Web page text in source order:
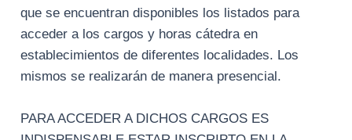
que se encuentran disponibles los listados para
acceder a los cargos y horas cátedra en
establecimientos de diferentes localidades. Los
mismos se realizarán de manera presencial.
PARA ACCEDER A DICHOS CARGOS ES